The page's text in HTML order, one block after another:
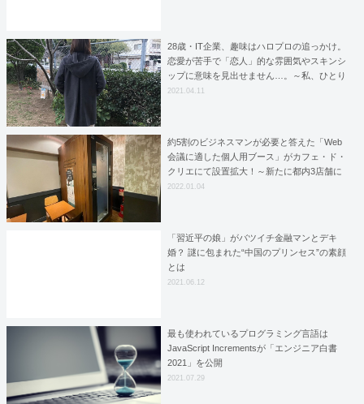
28歳・IT企業、趣味はハロプロの追っかけ。
恋愛が苦手で「恋人」的な雰囲気やスキンシ
ップに意味を見出せません…。～私、ひとり
でいてもイイですか？（23）～
2021.04.11
約5割のビジネスマンが必要と答えた「Web
会議に適した個人用ブース」がカフェ・ド・
クリエにて設置拡大！～新たに都内3店舗に
てサービス開始～
2022.01.04
「習近平の娘」がバツイチ金融マンとデキ
婚？ 謎に包まれた“中国のプリンセス”の素顔
とは
2021.06.12
最も使われているプログラミング言語は
JavaScript Incrementsが「エンジニア白書
2021」を公開
2021.07.29